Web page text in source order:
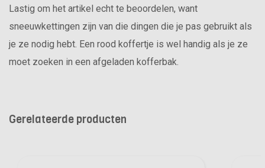
Lastig om het artikel echt te beoordelen, want
sneeuwkettingen zijn van die dingen die je pas gebruikt als
je ze nodig hebt. Een rood koffertje is wel handig als je ze
moet zoeken in een afgeladen kofferbak.
Gerelateerde producten